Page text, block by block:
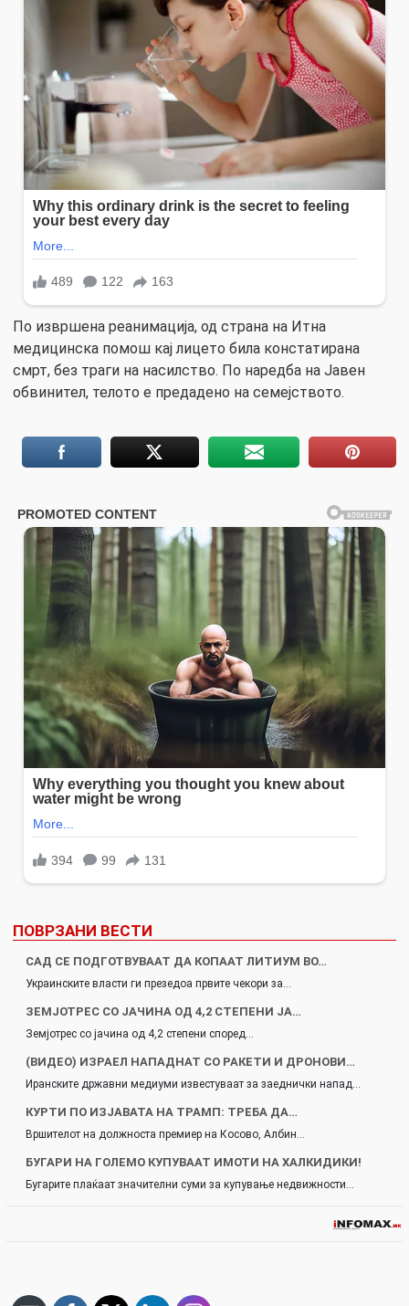
По извршена реанимација, од страна на Итна
медицинска помош кај лицето била констатирана
смрт, без траги на насилство. По наредба на Јавен
обвинител, телото е предадено на семејството.
ПОВРЗАНИ ВЕСТИ
САД СЕ ПОДГОТВУВААТ ДА КОПААТ ЛИТИУМ ВО…
Украинските власти ги презедоа првите чекори за…
ЗЕМЈОТРЕС СО ЈАЧИНА ОД 4,2 СТЕПЕНИ ЈА…
Земјотрес со јачина од 4,2 степени според…
(ВИДЕО) ИЗРАЕЛ НАПАДНАТ СО РАКЕТИ И ДРОНОВИ…
Иранските државни медиуми известуваат за заеднички напад…
КУРТИ ПО ИЗЈАВАТА НА ТРАМП: ТРЕБА ДА…
Вршителот на должноста премиер на Косово, Албин…
БУГАРИ НА ГОЛЕМО КУПУВААТ ИМОТИ НА ХАЛКИДИКИ!
Бугарите плаќаат значителни суми за купување недвижности…